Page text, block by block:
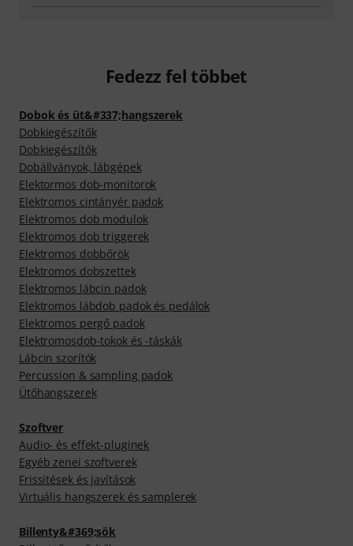
Fedezz fel többet
Dobok és üt&#337;hangszerek
Dobkiegészítők
Dobkiegészítők
Dobállványok, lábgépek
Elektormos dob-monitorok
Elektromos cintányér padok
Elektromos dob modulok
Elektromos dob triggerek
Elektromos dobbőrök
Elektromos dobszettek
Elektromos lábcin padok
Elektromos lábdob padok és pedálok
Elektromos pergő padok
Elektromosdob-tokok és -táskák
Lábcin szorítók
Percussion & sampling padok
Ütőhangszerek
Szoftver
Audio- és effekt-pluginek
Egyéb zenei szoftverek
Frissítések és javítások
Virtuális hangszerek és samplerek
Billenty&#369;sök